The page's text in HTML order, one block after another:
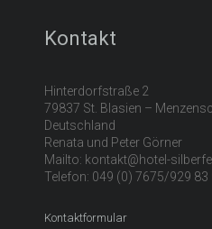
Kontakt
Hinterdorfstraße 2
79837 St. Blasien –
Deutschland
Renata und Peter Görner
Mailto: kontakt@hotel-
Telefon: 049 (0) 7675/929 83
Kontaktformular